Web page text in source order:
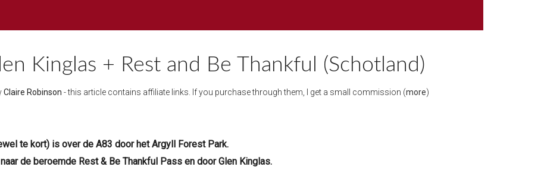
Kinglas + Rest and Be Thankful (Schotland)
Claire Robinson - this article contains affiliate links. If you purchase through them, I get a small commission (more)
te kort) is over de A83 door het Argyll Forest Park.
de beroemde Rest & Be Thankful Pass en door Glen Kinglas.